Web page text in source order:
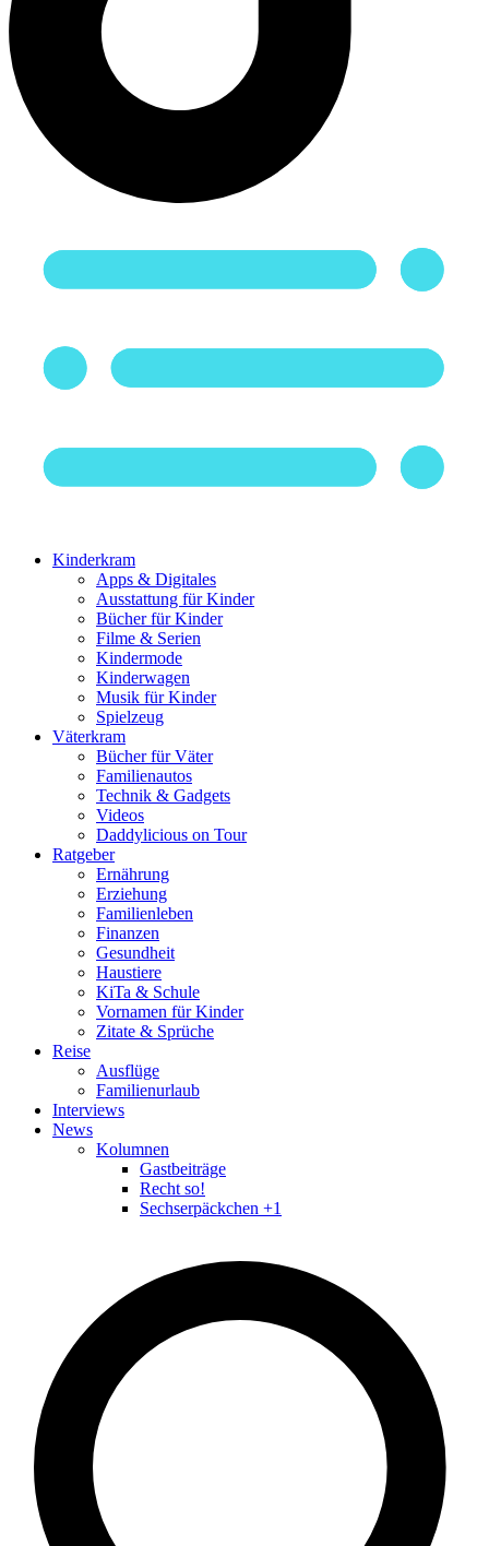
Kinderkram
Apps & Digitales
Ausstattung für Kinder
Bücher für Kinder
Filme & Serien
Kindermode
Kinderwagen
Musik für Kinder
Spielzeug
Väterkram
Bücher für Väter
Familienautos
Technik & Gadgets
Videos
Daddylicious on Tour
Ratgeber
Ernährung
Erziehung
Familienleben
Finanzen
Gesundheit
Haustiere
KiTa & Schule
Vornamen für Kinder
Zitate & Sprüche
Reise
Ausflüge
Familienurlaub
Interviews
News
Kolumnen
Gastbeiträge
Recht so!
Sechserpäckchen +1